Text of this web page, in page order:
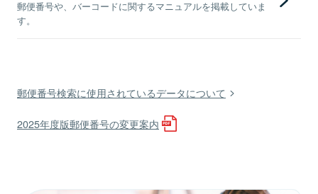
郵便番号や、バーコードに関するマニュアルを掲載していま
す。
郵便番号検索に使用されているデータについて
2025年度版郵便番号の変更案内